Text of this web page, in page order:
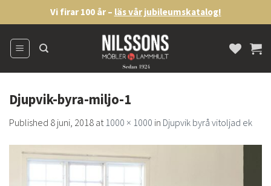
to
content
Vi firar 100 år – läs vår jubileumskatalog!
Djupvik-byra-miljo-1
Published 8 juni, 2018 at1000 × 1000 in Djupvik byrå vitoljad ek